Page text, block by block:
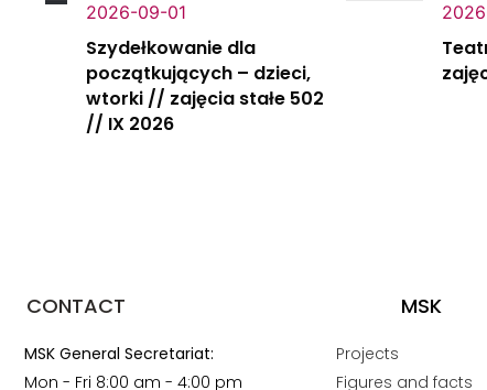
2026-09-01
Szydełkowanie dla
początkujących – dzieci,
wtorki // zajęcia stałe 502
// IX 2026
CONTACT MSK
MSK General Secretariat:
Mon - Fri 8:00 am - 4:00 pm
Projects
Figures and facts